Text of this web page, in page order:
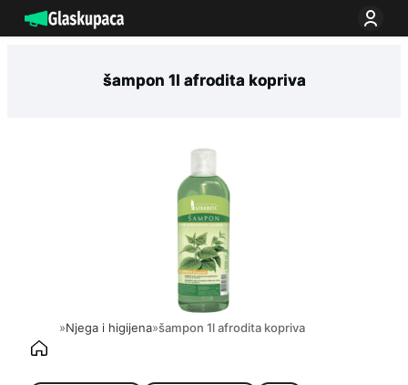
na
šampon 1l afrodita kopriva
»Njega i higijena»šampon 1l afrodita kopriva